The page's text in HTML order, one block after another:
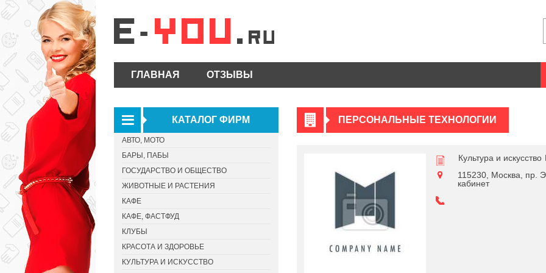
ГЛАВНАЯ ОТЗЫВЫ
ПЕРСОНАЛЬНЫЕ ТЕХНОЛОГИИ
Культура и искусство
115230, Москва, пр.
кабинет
КАТАЛОГ ФИРМ
АВТО, МОТО
БАРЫ, ПАБЫ
ГОСУДАРСТВО И ОБЩЕСТВО
ЖИВОТНЫЕ И РАСТЕНИЯ
КАФЕ
КАФЕ, ФАСТФУД
КЛУБЫ
КРАСОТА И ЗДОРОВЬЕ
КУЛЬТУРА И ИСКУССТВО